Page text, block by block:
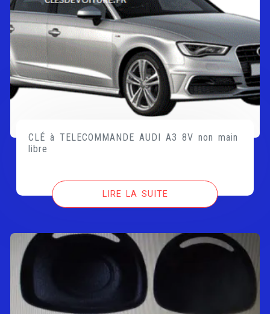
CLÉ à TELECOMMANDE AUDI A3 8V non main
libre
LIRE LA SUITE